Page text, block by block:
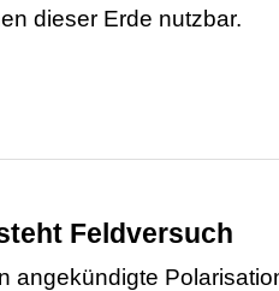
dieser Erde nutzbar.
Feldversuch
angekündigte